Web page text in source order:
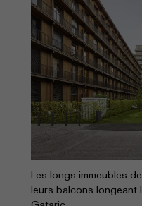
Les longs immeubles
leurs balcons longeant